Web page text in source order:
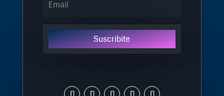
Suscribite